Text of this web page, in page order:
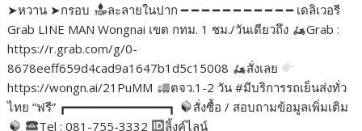
➤หวาน ➤กรอบ
ละลายในปาก ━ ━ ━ ━ ━ ━ ━ ━ ━ ━ ━ เดลิเวอรี
Grab LINE MAN Wongnai เขต กทม. 1 ชม./วันเดียวถึง
Grab :
https://r.grab.com/g/0-
8678eeff659d4cad9a1647b1d5c15008
สั่งเลย
https://wongn.ai/21PuMM
ตจว.1-2 วัน #มีบริการรถเย็นส่งทั่ว
ไทย “ฟรี” ┏━━━━━━━━━━━━━━┓
สั่งซื้อ / สอบถามข้อมูลเพิ่มเติม
Tel : 081-755-3332
ลิ้งค์ไลน์